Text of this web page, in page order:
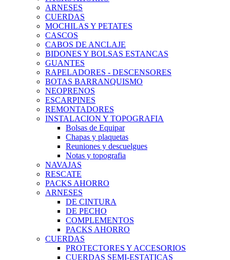
ARNESES
CUERDAS
MOCHILAS Y PETATES
CASCOS
CABOS DE ANCLAJE
BIDONES Y BOLSAS ESTANCAS
GUANTES
RAPELADORES - DESCENSORES
BOTAS BARRANQUISMO
NEOPRENOS
ESCARPINES
REMONTADORES
INSTALACION Y TOPOGRAFIA
Bolsas de Equipar
Chapas y plaquetas
Reuniones y descuelgues
Notas y topografia
NAVAJAS
RESCATE
PACKS AHORRO
ARNESES
DE CINTURA
DE PECHO
COMPLEMENTOS
PACKS AHORRO
CUERDAS
PROTECTORES Y ACCESORIOS
CUERDAS SEMI-ESTATICAS